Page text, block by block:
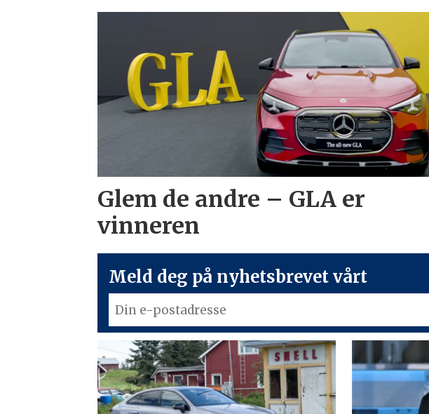
Glem de andre – GLA er
vinneren
Meld deg på nyhetsbrevet vårt